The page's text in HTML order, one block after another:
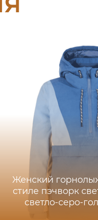
Женский
стиле пэчворк
светло-серо-